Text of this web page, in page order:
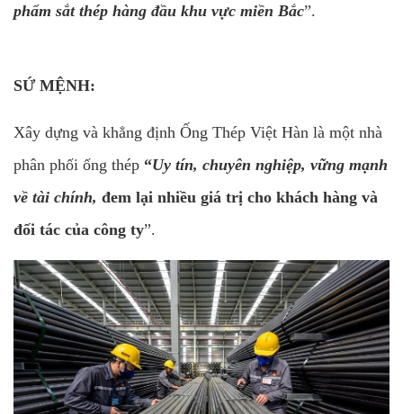
phẩm sắt thép hàng đầu khu vực miền Bắc”.
SỨ MỆNH:
Xây dựng và khẳng định Ống Thép Việt Hàn là một nhà
phân phối ống thép “Uy tín, chuyên nghiệp, vững mạnh
về tài chính, đem lại nhiều giá trị cho khách hàng và
đối tác của công ty”.